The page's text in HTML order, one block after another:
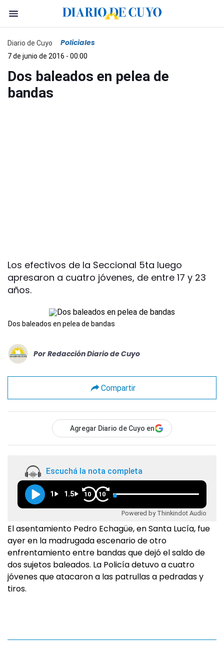
Diario de Cuyo Policiales
7 de junio de 2016 - 00:00
Dos baleados en pelea de
bandas
Los efectivos de la Seccional 5ta luego
apresaron a cuatro jóvenes, de entre 17 y 23
años.
Dos baleados en pelea de bandas
Por Redacción Diario de Cuyo
Compartir
Agregar Diario de Cuyo en
Escuchá la nota completa
1 1.5 10 10
Powered by Thinkindot Audio
El asentamiento Pedro Echagüe, en Santa Lucía, fue
ayer en la madrugada escenario de otro
enfrentamiento entre bandas que dejó el saldo de
dos sujetos baleados. La Policía detuvo a cuatro
jóvenes que atacaron a las patrullas a pedradas y
tiros.